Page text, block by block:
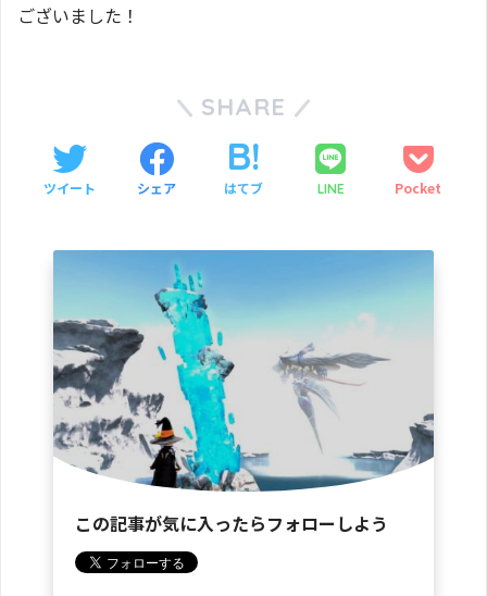
ございました！
SHARE
ツイート シェア はてブ LINE Pocket
この記事が気に入ったらフォローしよう